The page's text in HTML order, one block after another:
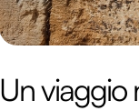
Un viaggio